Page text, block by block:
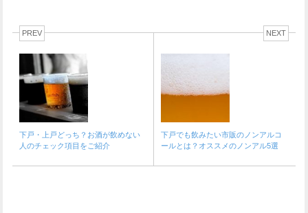
PREV
下戸・上戸どっち？お酒が飲めない
人のチェック項目をご紹介
NEXT
下戸でも飲みたい市販のノンアルコ
ールとは？オススメのノンアル5選